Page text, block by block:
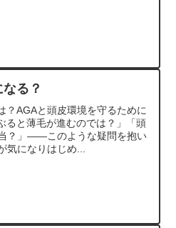
る？
？AGAと頭皮環境を守るために
ると薄毛が進むのでは？」「頭
？」――このような疑問を抱い
気になりはじめ...